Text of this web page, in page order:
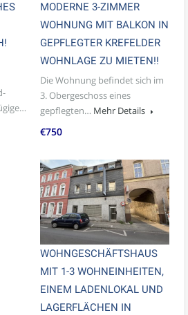
MODERNE 3-ZIMMER
WOHNUNG MIT BALKON IN
GEPFLEGTER KREFELDER
WOHNLAGE ZU MIETEN!!
Die Wohnung befindet sich im
3. Obergeschoss eines
gepflegten… Mehr Details
€750
WOHNGESCHÄFTSHAUS
MIT 1-3 WOHNEINHEITEN,
EINEM LADENLOKAL UND
LAGERFLÄCHEN IN